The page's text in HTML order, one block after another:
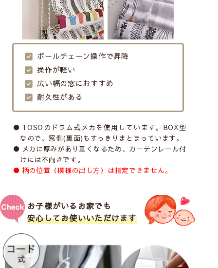
ボールチェーン操作で昇降
操作が軽い
広い幅の窓におすすめ
耐久性がある
TOSOのドラム式メカを使用しています。BOX型
なので、窓側(裏面)もすっきりまとまっています。
メカに厚みがあり重くなるため、カーテンレール付
けには不向きです。
柄の位置（模様の出し方）は指定できません。
お子様がいるお家でも
安心してお使いいただけます